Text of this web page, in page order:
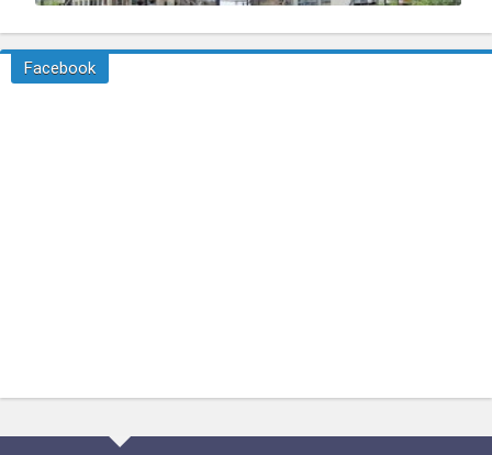
Facebook